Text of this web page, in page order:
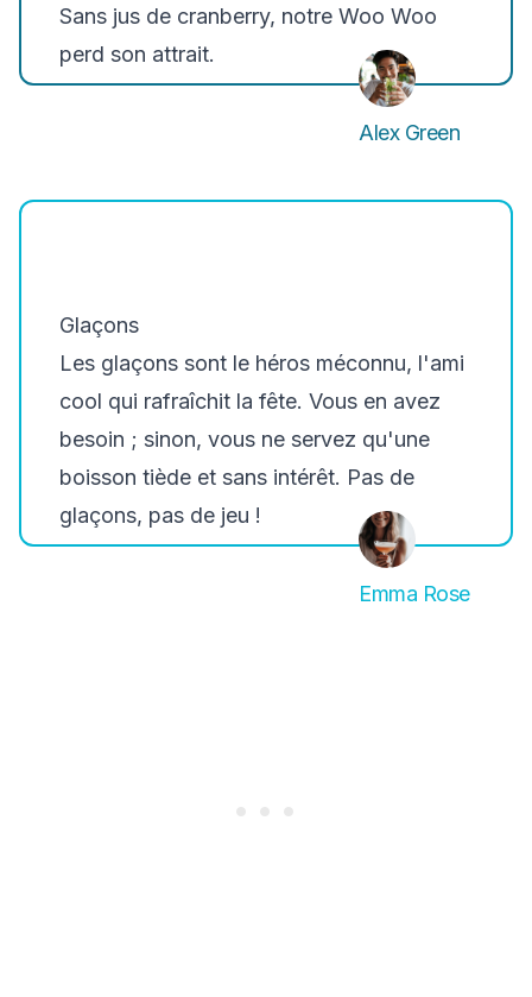
Sans jus de cranberry, notre Woo Woo
perd son attrait.
Alex Green
Glaçons
Les glaçons sont le héros méconnu, l'ami
cool qui rafraîchit la fête. Vous en avez
besoin ; sinon, vous ne servez qu'une
boisson tiède et sans intérêt. Pas de
glaçons, pas de jeu !
Emma Rose